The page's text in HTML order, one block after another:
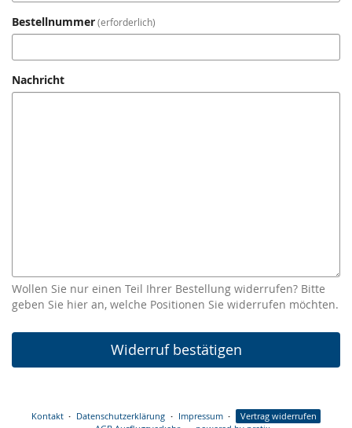
Bestellnummer erforderlich
Nachricht
Wollen Sie nur einen Teil Ihrer Bestellung widerrufen? Bitte
geben Sie hier an, welche Positionen Sie widerrufen möchten.
Widerruf bestätigen
Kontakt Datenschutzerklärung Impressum
Vertrag widerrufen